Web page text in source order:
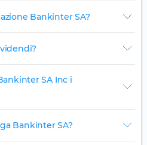
Bankinter SA?
SA Inc i
Bankinter SA?